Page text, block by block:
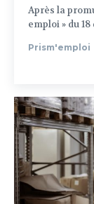
Après la
emploi » du
Prism'emploi